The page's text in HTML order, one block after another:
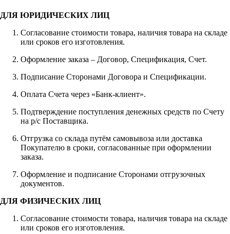
ДЛЯ ЮРИДИЧЕСКИХ ЛИЦ
Согласование стоимости товара, наличия товара на складе
или сроков его изготовления.
Оформление заказа – Договор, Спецификация, Счет.
Подписание Сторонами Договора и Спецификации.
Оплата Счета через «Банк-клиент».
Подтверждение поступления денежных средств по Счету
на р/с Поставщика.
Отгрузка со склада путём самовывоза или доставка
Покупателю в сроки, согласованные при оформлении
заказа.
Оформление и подписание Сторонами отгрузочных
документов.
ДЛЯ ФИЗИЧЕСКИХ ЛИЦ
Согласование стоимости товара, наличия товара на складе
или сроков его изготовления.